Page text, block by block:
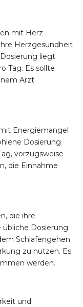
mit Herz-
Herzgesundheit
liegt
Tag. Es sollte
Arzt
Energiemangel
Dosierung
vorzugsweise
die Einnahme
die ihre
Dosierung
Schlafengehen
zu nutzen. Es
werden.
und